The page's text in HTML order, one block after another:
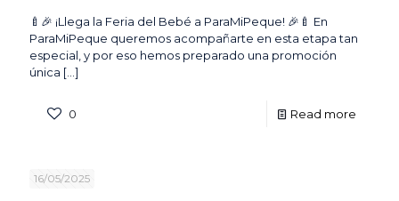
🍼🎉 ¡Llega la Feria del Bebé a ParaMiPeque! 🎉🍼 En
ParaMiPeque queremos acompañarte en esta etapa tan
especial, y por eso hemos preparado una promoción
única […]
0 Read more
16/05/2025